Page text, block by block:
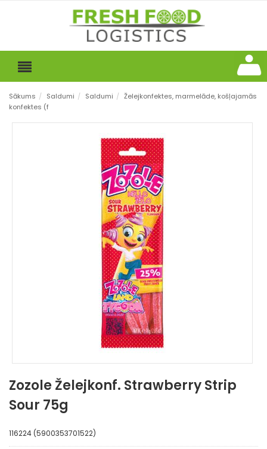
Sākums / Saldumi / Saldumi / Želejkonfektes, marmelāde, košļajamās
konfektes (f
Zozole Želejkonf. Strawberry Strip
Sour 75g
116224 (5900353701522)